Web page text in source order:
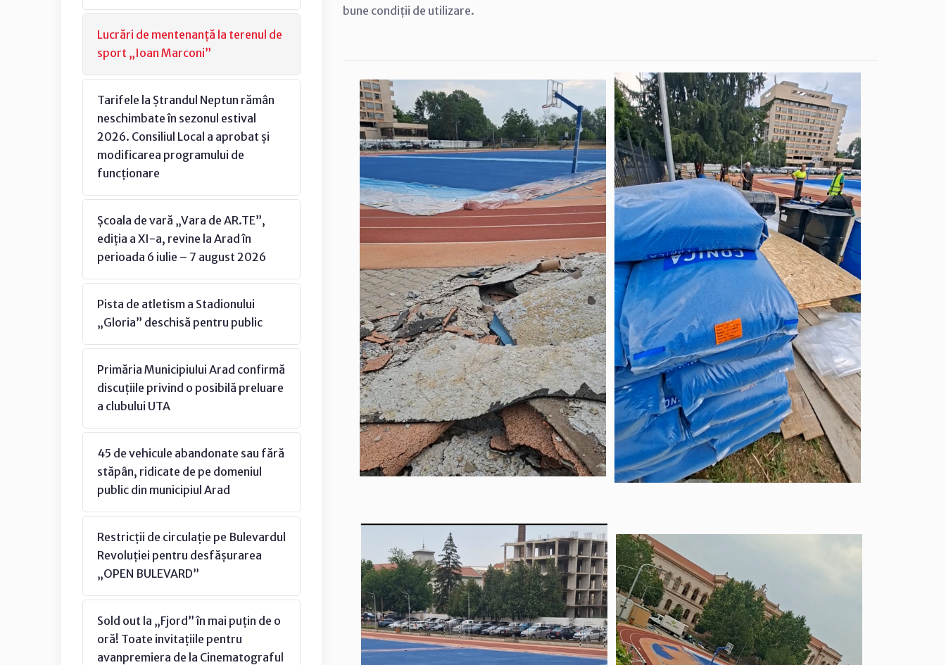
Lucrări de mentenanță la terenul de
sport „Ioan Marconi”
Tarifele la Ștrandul Neptun rămân
neschimbate în sezonul estival
2026. Consiliul Local a aprobat și
modificarea programului de
funcționare
Școala de vară „Vara de AR.TE”,
ediția a XI-a, revine la Arad în
perioada 6 iulie – 7 august 2026
Pista de atletism a Stadionului
„Gloria” deschisă pentru public
Primăria Municipiului Arad confirmă
discuțiile privind o posibilă preluare
a clubului UTA
45 de vehicule abandonate sau fără
stăpân, ridicate de pe domeniul
public din municipiul Arad
Restricții de circulație pe Bulevardul
Revoluției pentru desfășurarea
„OPEN BULEVARD”
Sold out la „Fjord” în mai puțin de o
oră! Toate invitațiile pentru
avanpremiera de la Cinematograful
bune condiții de utilizare.